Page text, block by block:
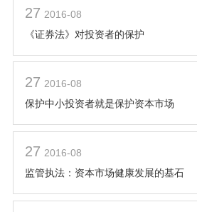
27 2016-08
《证券法》对投资者的保护
27 2016-08
保护中小投资者就是保护资本市场
27 2016-08
监管执法：资本市场健康发展的基石